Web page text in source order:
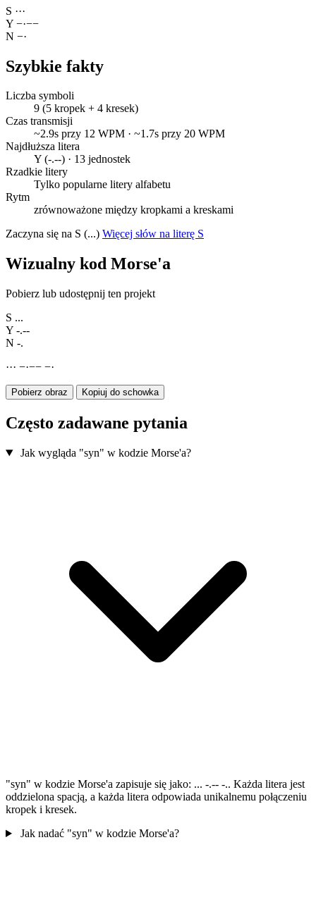
S ···
Y −·−−
N −·
Szybkie fakty
Liczba symboli
9 (5 kropek + 4 kresek)
Czas transmisji
~2.9s przy 12 WPM · ~1.7s przy 20 WPM
Najdłuższa litera
Y (-.--) · 13 jednostek
Rzadkie litery
Tylko popularne litery alfabetu
Rytm
zrównoważone między kropkami a kreskami
Zaczyna się na S (...) Więcej słów na literę S
Wizualny kod Morse'a
Pobierz lub udostępnij ten projekt
S ...
Y -.--
N -.
··· −·−− −·
Pobierz obraz Kopiuj do schowka
Często zadawane pytania
Jak wygląda "syn" w kodzie Morse'a?
"syn" w kodzie Morse'a zapisuje się jako: ... -.-- -.. Każda litera jest
oddzielona spacją, a każda litera odpowiada unikalnemu połączeniu
kropek i kresek.
Jak nadać "syn" w kodzie Morse'a?